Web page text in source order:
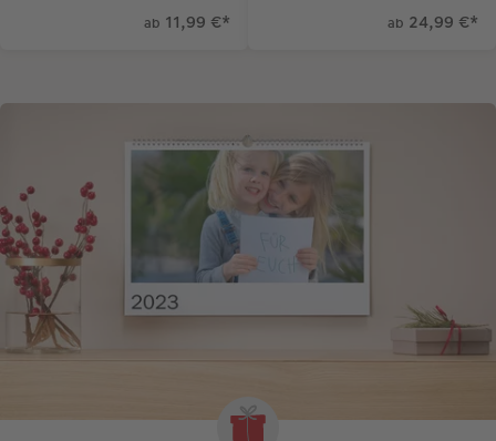
ab 11,99 €* ab 24,99 €*